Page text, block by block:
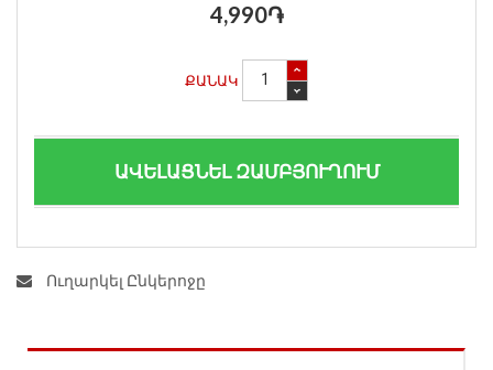
4,990֏
ՔԱՆԱԿ
ԱՎԵԼԱՑՆԵԼ ԶԱՄԲՅՈՒՂՈՒՄ
Ուղարկել Ընկերոջը